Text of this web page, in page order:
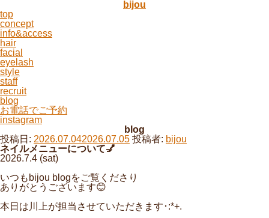
bijou
top
concept
info&access
hair
facial
eyelash
style
staff
recruit
blog
お電話でご予約
instagram
blog
投稿日: 2026.07.042026.07.05 投稿者: bijou
ネイルメニューについて💅
2026.7.4 (sat)
いつもbijou blogをご覧くださり
ありがとうございます😊
本日は川上が担当させていただきます･:*+.